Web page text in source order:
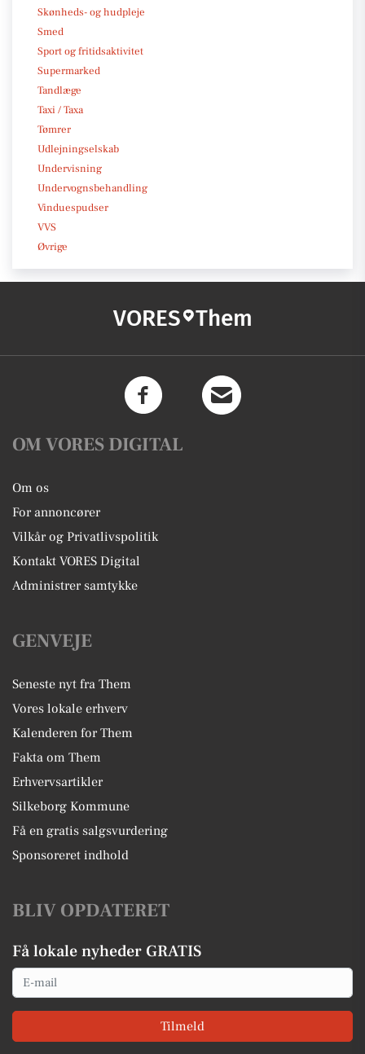
Skønheds- og hudpleje
Smed
Sport og fritidsaktivitet
Supermarked
Tandlæge
Taxi / Taxa
Tømrer
Udlejningselskab
Undervisning
Undervognsbehandling
Vinduespudser
VVS
Øvrige
VORES Them
OM VORES DIGITAL
Om os
For annoncører
Vilkår og Privatlivspolitik
Kontakt VORES Digital
Administrer samtykke
GENVEJE
Seneste nyt fra Them
Vores lokale erhverv
Kalenderen for Them
Fakta om Them
Erhvervsartikler
Silkeborg Kommune
Få en gratis salgsvurdering
Sponsoreret indhold
BLIV OPDATERET
Få lokale nyheder GRATIS
Email
Tilmeld